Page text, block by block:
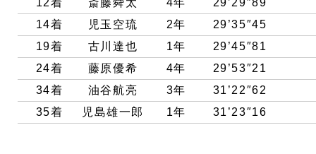
12着 斎藤舜太 4年
29’29″89
14着 児玉空琉 2年
29’35″45
19着 古川達也 1年
29’45″81
24着 藤原優希 4年
29’53″21
34着 油谷航亮 3年
31’22″62
35着 児島雄一郎 1年 31’23″16